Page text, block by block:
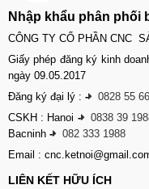
Nhập khẩu phân phối
CÔNG TY CỔ PHẦN CNC
Giấy phép đăng ký kinh
ngày 09.05.2017
Đăng ký đại lý : -
0828 55
CSKH : Hanoi - 0838 39
Bacninh -
082 333 1988
Email :
LIÊN KẾT HỮU ÍCH